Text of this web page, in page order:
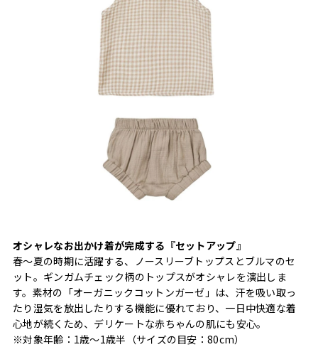
オシャレなお出かけ着が完成する『セットアップ』
春～夏の時期に活躍する、ノースリーブトップスとブルマのセ
ット。ギンガムチェック柄のトップスがオシャレを演出しま
す。素材の「オーガニックコットンガーゼ」は、汗を吸い取っ
たり湿気を放出したりする機能に優れており、一日中快適な着
心地が続くため、デリケートな赤ちゃんの肌にも安心。
※対象年齢：1歳〜1歳半（サイズの目安：80cm）